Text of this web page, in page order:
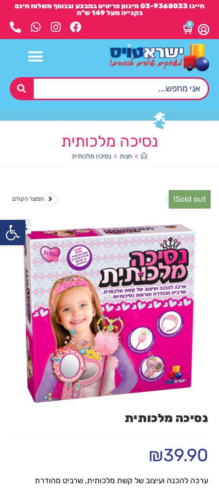
חייגו 03-9368033 מיגוון פריטים במבצע ובנוסף משלוח חינם
בקנייה מעל 149 ש"ח
0
נסיכה מלכותית
> חנות > נסיכה מלכותית
המוצר הקודם המוצר הבא
Sold out!
נסיכה מלכותית
₪39.90
ערכה להכנה ועיצוב של קשת מלכותית, שרביט מהודרת